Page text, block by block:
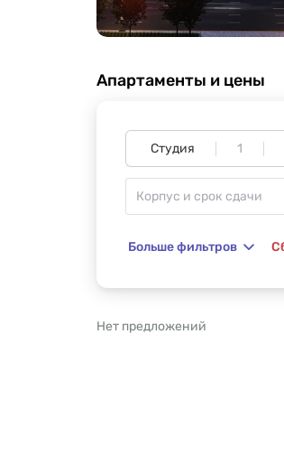
Апартаменты и цены
Студия 1
Больше фильтров
Нет предложений